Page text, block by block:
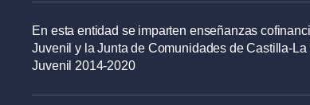
En esta entidad se imparten enseñanzas
Juvenil y la Junta de Comunidades de Castilla-
Juvenil 2014-2020